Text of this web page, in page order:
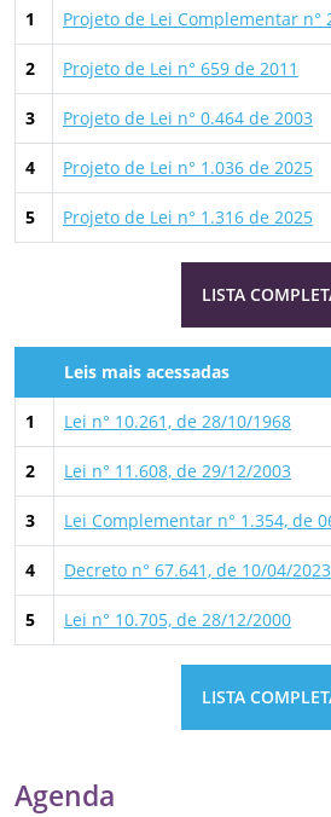
1 Projeto de Lei Complementar n°
2 Projeto de Lei n° 659 de 2011
3 Projeto de Lei n° 0.464 de 2003
4 Projeto de Lei n° 1.036 de 2025
5 Projeto de Lei n° 1.316 de 2025
LISTA
Leis mais acessadas
1 Lei n° 10.261, de 28/10/1968
2 Lei n° 11.608, de 29/12/2003
3 Lei Complementar n° 1.354, de
4 Decreto n° 67.641, de 10/04/2023
5 Lei n° 10.705, de 28/12/2000
LISTA
Agenda